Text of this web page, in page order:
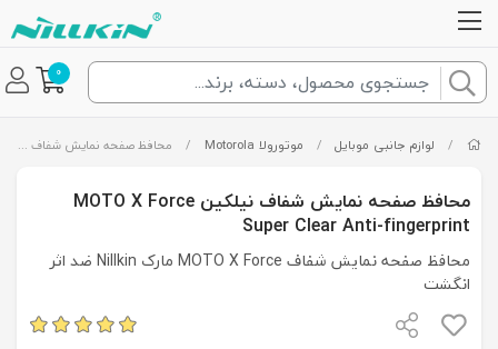
0
/ لوازم جانبی موبایل / موتورولا Motorola / محافظ صفحه نمایش شفاف نیلکین MOTO X Force Super Clear Anti-fingerprint
محافظ صفحه نمایش شفاف نیلکین MOTO X Force
Super Clear Anti-fingerprint
محافظ صفحه نمایش شفاف MOTO X Force مارک Nillkin ضد اثر
انگشت